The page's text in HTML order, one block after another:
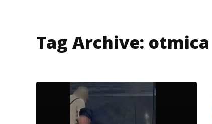
Tag Archive: otmica